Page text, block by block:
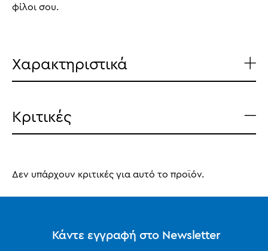
φίλοι σου.
Χαρακτηριστικά
Κριτικές
Δεν υπάρχουν κριτικές για αυτό το προϊόν.
Κάντε εγγραφή στο Newsletter